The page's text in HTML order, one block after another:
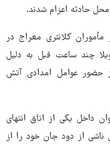
محل حادثه اعزام شدند.
کلانتری معراج در
چند ساعت قبل به دلیل
حضور عوامل امدادی آتش
داخل یکی از اتاق انتهای
ناشی از دود جان خود را از